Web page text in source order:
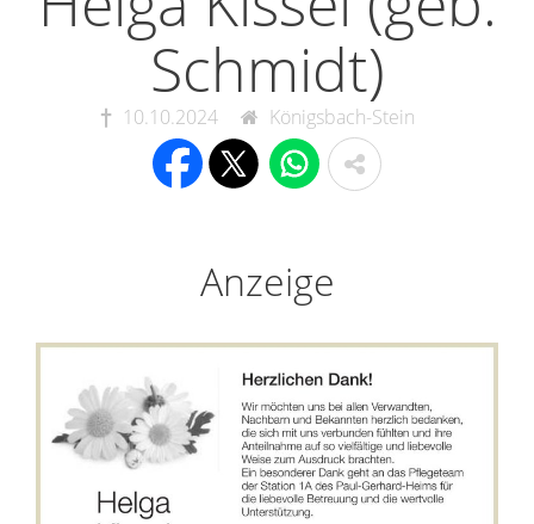
Schmidt)
10.10.2024 Königsbach-Stein
Anzeige